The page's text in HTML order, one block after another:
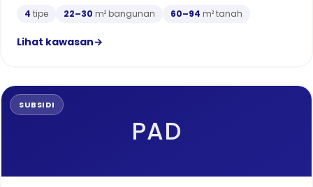
4 tipe 22–30 m² bangunan 60–94 m² tanah
Lihat kawasan→
SUBSIDI
PAD